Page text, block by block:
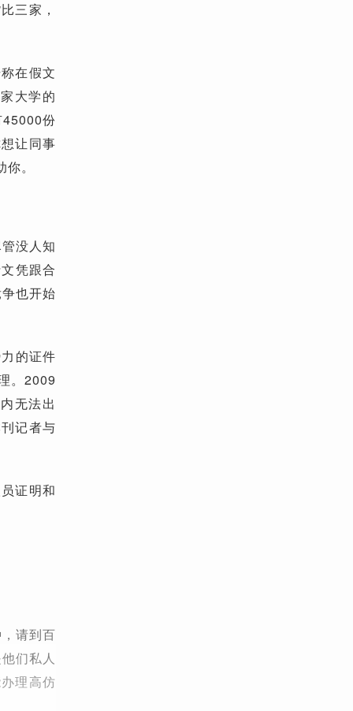
三家，
在假文
大学的
份
让同事
。
没人知
凭跟合
也开始
的证件
。2009
无法出
记者与
证明和
请到百
们私人
理高仿